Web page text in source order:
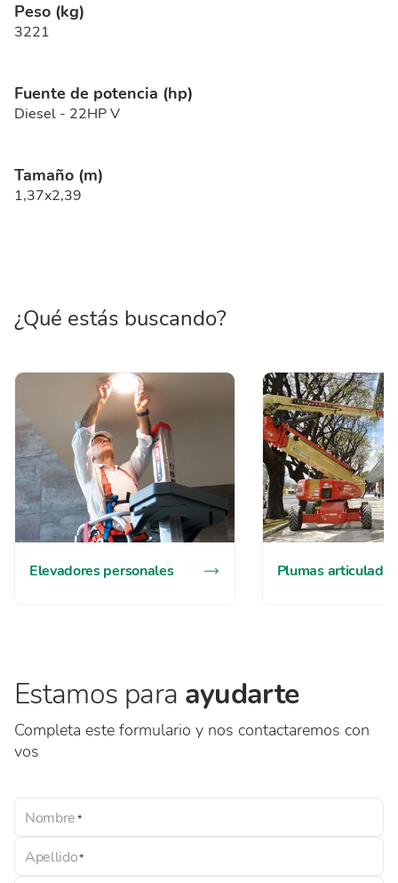
Peso (kg)
3221
Fuente de potencia (hp)
Diesel - 22HP V
Tamaño (m)
1,37x2,39
¿Qué estás buscando?
Elevadores personales Plumas
Estamos para ayudarte
Completa este formulario y nos contactaremos con
vos
Nombre
Apellido